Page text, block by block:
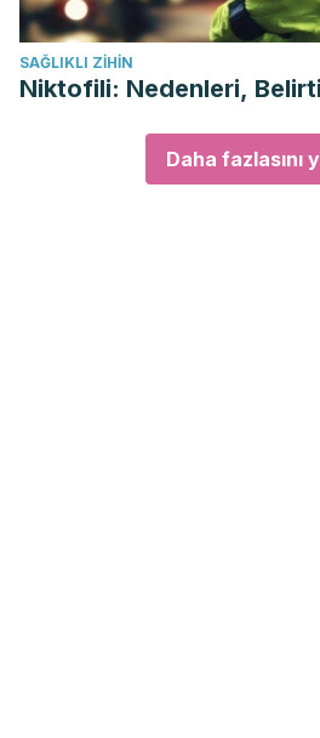
SAĞLIKLI ZIHIN
Niktofili: Nedenleri,
Daha fazlasını